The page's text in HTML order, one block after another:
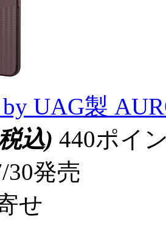
UAG製
込) 440ポイ
30発売
せ